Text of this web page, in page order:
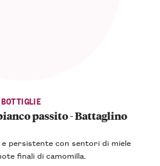
BOTTIGLIE
passito - Battaglino
persistente con sentori di miele
finali di camomilla.